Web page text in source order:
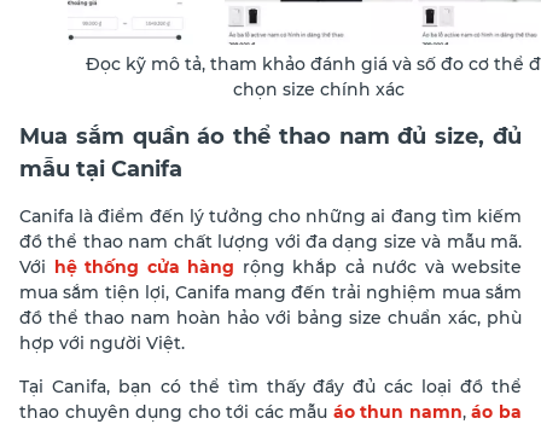
Đọc kỹ mô tả, tham khảo đánh giá và số đo cơ thể
chọn size chính xác
Mua sắm quần áo thể thao nam đủ size, đủ
mẫu tại Canifa
Canifa là điểm đến lý tưởng cho những ai đang tìm kiếm
đồ thể thao nam chất lượng với đa dạng size và mẫu mã.
Với hệ thống cửa hàng rộng khắp cả nước và website
mua sắm tiện lợi, Canifa mang đến trải nghiệm mua sắm
đồ thể thao nam hoàn hảo với bảng size chuẩn xác, phù
hợp với người Việt.
Tại Canifa, bạn có thể tìm thấy đầy đủ các loại đồ thể
thao chuyên dụng cho tới các mẫu áo thun namn,áo ba